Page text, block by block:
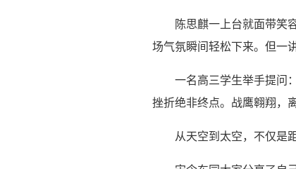
陈思麒一上台就面带笑
场气氛瞬间轻松下来。但一
一名高三学生举手提问
挫折绝非终点。战鹰翱翔，
从天空到太空，不仅是